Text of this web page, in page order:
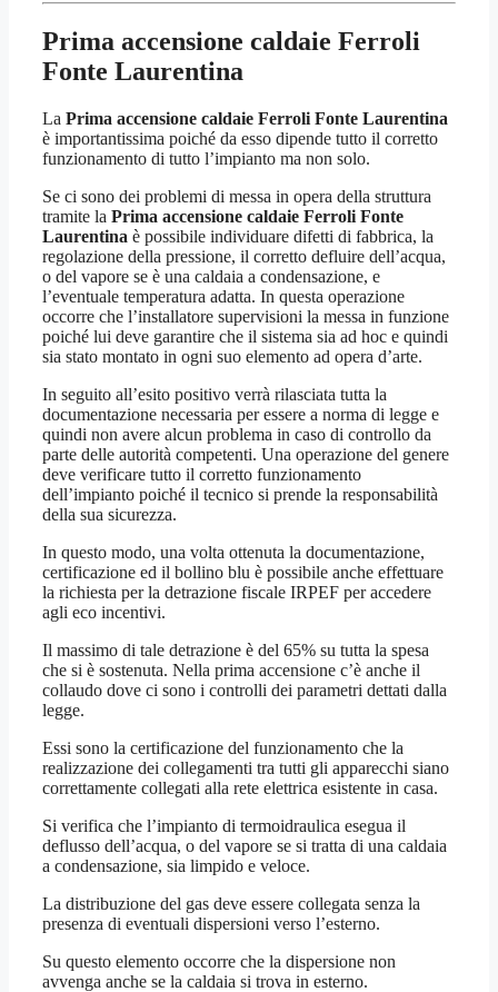
Prima accensione caldaie Ferroli
Fonte Laurentina
La Prima accensione caldaie Ferroli Fonte Laurentina
è importantissima poiché da esso dipende tutto il corretto
funzionamento di tutto l’impianto ma non solo.
Se ci sono dei problemi di messa in opera della struttura
tramite la Prima accensione caldaie Ferroli Fonte
Laurentina è possibile individuare difetti di fabbrica, la
regolazione della pressione, il corretto defluire dell’acqua,
o del vapore se è una caldaia a condensazione, e
l’eventuale temperatura adatta. In questa operazione
occorre che l’installatore supervisioni la messa in funzione
poiché lui deve garantire che il sistema sia ad hoc e quindi
sia stato montato in ogni suo elemento ad opera d’arte.
In seguito all’esito positivo verrà rilasciata tutta la
documentazione necessaria per essere a norma di legge e
quindi non avere alcun problema in caso di controllo da
parte delle autorità competenti. Una operazione del genere
deve verificare tutto il corretto funzionamento
dell’impianto poiché il tecnico si prende la responsabilità
della sua sicurezza.
In questo modo, una volta ottenuta la documentazione,
certificazione ed il bollino blu è possibile anche effettuare
la richiesta per la detrazione fiscale IRPEF per accedere
agli eco incentivi.
Il massimo di tale detrazione è del 65% su tutta la spesa
che si è sostenuta. Nella prima accensione c’è anche il
collaudo dove ci sono i controlli dei parametri dettati dalla
legge.
Essi sono la certificazione del funzionamento che la
realizzazione dei collegamenti tra tutti gli apparecchi siano
correttamente collegati alla rete elettrica esistente in casa.
Si verifica che l’impianto di termoidraulica esegua il
deflusso dell’acqua, o del vapore se si tratta di una caldaia
a condensazione, sia limpido e veloce.
La distribuzione del gas deve essere collegata senza la
presenza di eventuali dispersioni verso l’esterno.
Su questo elemento occorre che la dispersione non
avvenga anche se la caldaia si trova in esterno.